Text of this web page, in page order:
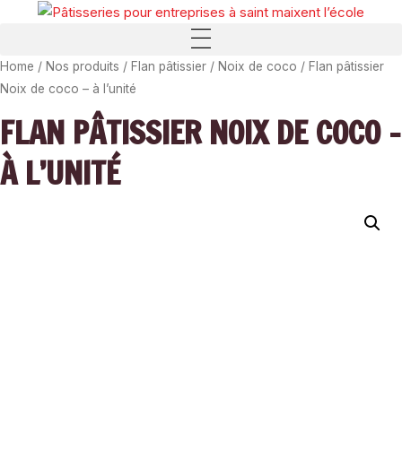
Home / Nos produits / Flan pâtissier / Noix de coco / Flan pâtissier
Noix de coco – à l’unité
FLAN PÂTISSIER NOIX DE COCO –
À L’UNITÉ
Panneau de gestion des cookies